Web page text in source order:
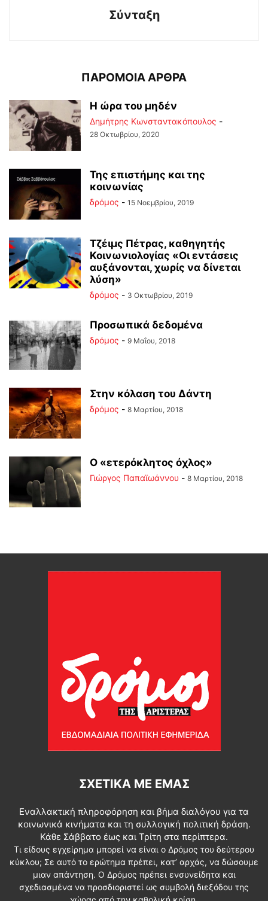
Σύνταξη
ΠΑΡΟΜΟΙΑ ΑΡΘΡΑ
Η ώρα του μηδέν
Δημήτρης Κωνσταντακόπουλος -
28 Οκτωβρίου, 2020
Της επιστήμης και της
κοινωνίας
δρόμος - 15 Νοεμβρίου, 2019
Τζέιμς Πέτρας, καθηγητής
Κοινωνιολογίας «Οι εντάσεις
αυξάνονται, χωρίς να δίνεται
λύση»
δρόμος - 3 Οκτωβρίου, 2019
Προσωπικά δεδομένα
δρόμος - 9 Μαΐου, 2018
Στην κόλαση του Δάντη
δρόμος - 8 Μαρτίου, 2018
Ο «ετερόκλητος όχλος»
Γιώργος Παπαϊωάννου - 8 Μαρτίου, 2018
ΣΧΕΤΙΚΆ ΜΕ ΕΜΆΣ
Εναλλακτική πληροφόρηση και βήμα διαλόγου για τα
κοινωνικά κινήματα και τη συλλογική πολιτική δράση.
Κάθε Σάββατο έως και Τρίτη στα περίπτερα.
Τι είδους εγχείρημα μπορεί να είναι ο Δρόμος του δεύτερου
κύκλου; Σε αυτό το ερώτημα πρέπει, κατ’ αρχάς, να δώσουμε
μιαν απάντηση. Ο Δρόμος πρέπει ενσυνείδητα και
σχεδιασμένα να προσδιοριστεί ως συμβολή διεξόδου της